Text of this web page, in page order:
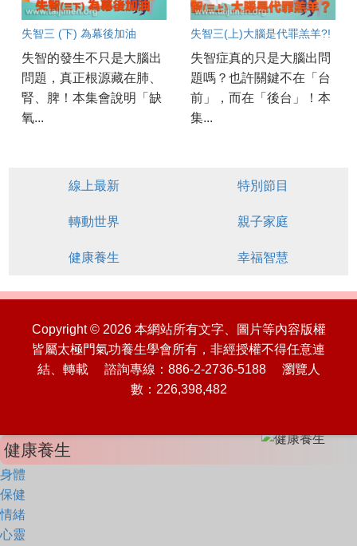
失智三 (下) 為幕後加油
失智的發生不只是大腦出
問題，真正根源藏在肺、
腎、脾！本集會說明「缺
氧...
失智三(上)大腦是代罪羔羊?!
失智症真的只是大腦出問
題嗎？也許關鍵不在「台
前」，而在「後台」！本
集...
線上最新 特別節目
轉動世界 親子家庭
健康養生 幸福智慧
Copyright © 2026 本網站所有文字、圖片等內容版權
皆屬太極門氣功養生學會所有，非經授權不得任意連
結、轉載 諮詢專線：886-2-2736-5188 瀏覽人
數：226,398,482
健康養生
身體
保健
情緒
心靈